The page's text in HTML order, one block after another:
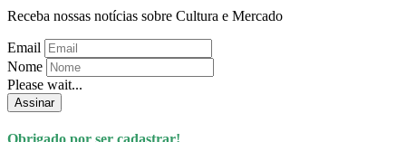
Receba nossas notícias sobre Cultura e Mercado
Email
Nome
Please wait...
Assinar